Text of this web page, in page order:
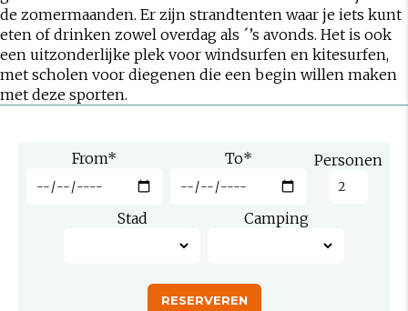
de zomermaanden. Er zijn strandtenten waar je iets kunt
eten of drinken zowel overdag als ´’s avonds. Het is ook
een uitzonderlijke plek voor windsurfen en kitesurfen,
met scholen voor diegenen die een begin willen maken
met deze sporten.
From* To* Personen
Stad Camping